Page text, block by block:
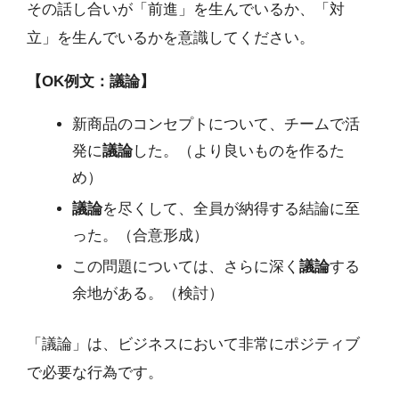
その話し合いが「前進」を生んでいるか、「対
立」を生んでいるかを意識してください。
【OK例文：議論】
新商品のコンセプトについて、チームで活
発に議論した。（より良いものを作るた
め）
議論を尽くして、全員が納得する結論に至
った。（合意形成）
この問題については、さらに深く 議論する
余地がある。（検討）
「議論」は、ビジネスにおいて非常にポジティブ
で必要な行為です。